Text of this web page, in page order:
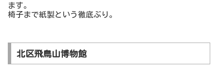
ます。
椅子まで紙製という徹底ぶり。
北区飛鳥山博物館